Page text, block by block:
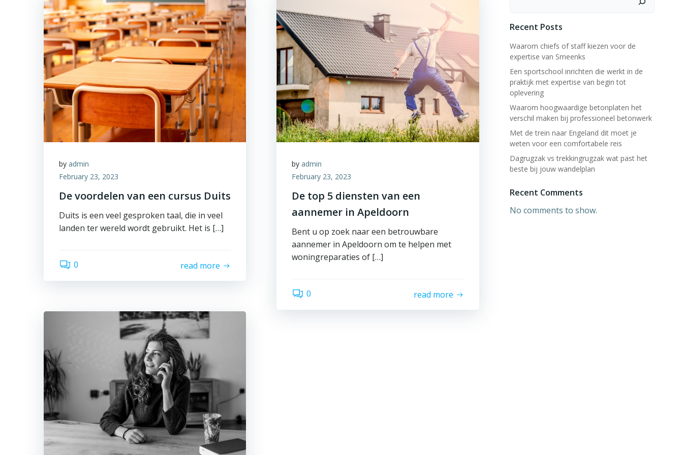
by admin
February 23, 2023
De voordelen van een cursus Duits
Duits is een veel gesproken taal, die in veel
landen ter wereld wordt gebruikt. Het is […]
0 read more
byadmin
February 23, 2023
De top 5 diensten van een
aannemer in Apeldoorn
Bent u op zoek naar een betrouwbare
aannemer in Apeldoorn om te helpen met
woningreparaties of […]
0 read more
Recent Posts
Waarom chiefs of staff kiezen voor de
expertise van Smeenks
Een sportschool inrichten die werkt in de
praktijk met expertise van begin tot
oplevering
Waarom hoogwaardige betonplaten het
verschil maken bij professioneel betonwerk
Met de trein naar Engeland dit moet je
weten voor een comfortabele reis
Dagrugzak vs trekkingrugzak wat past het
beste bij jouw wandelplan
Recent Comments
No comments to show.